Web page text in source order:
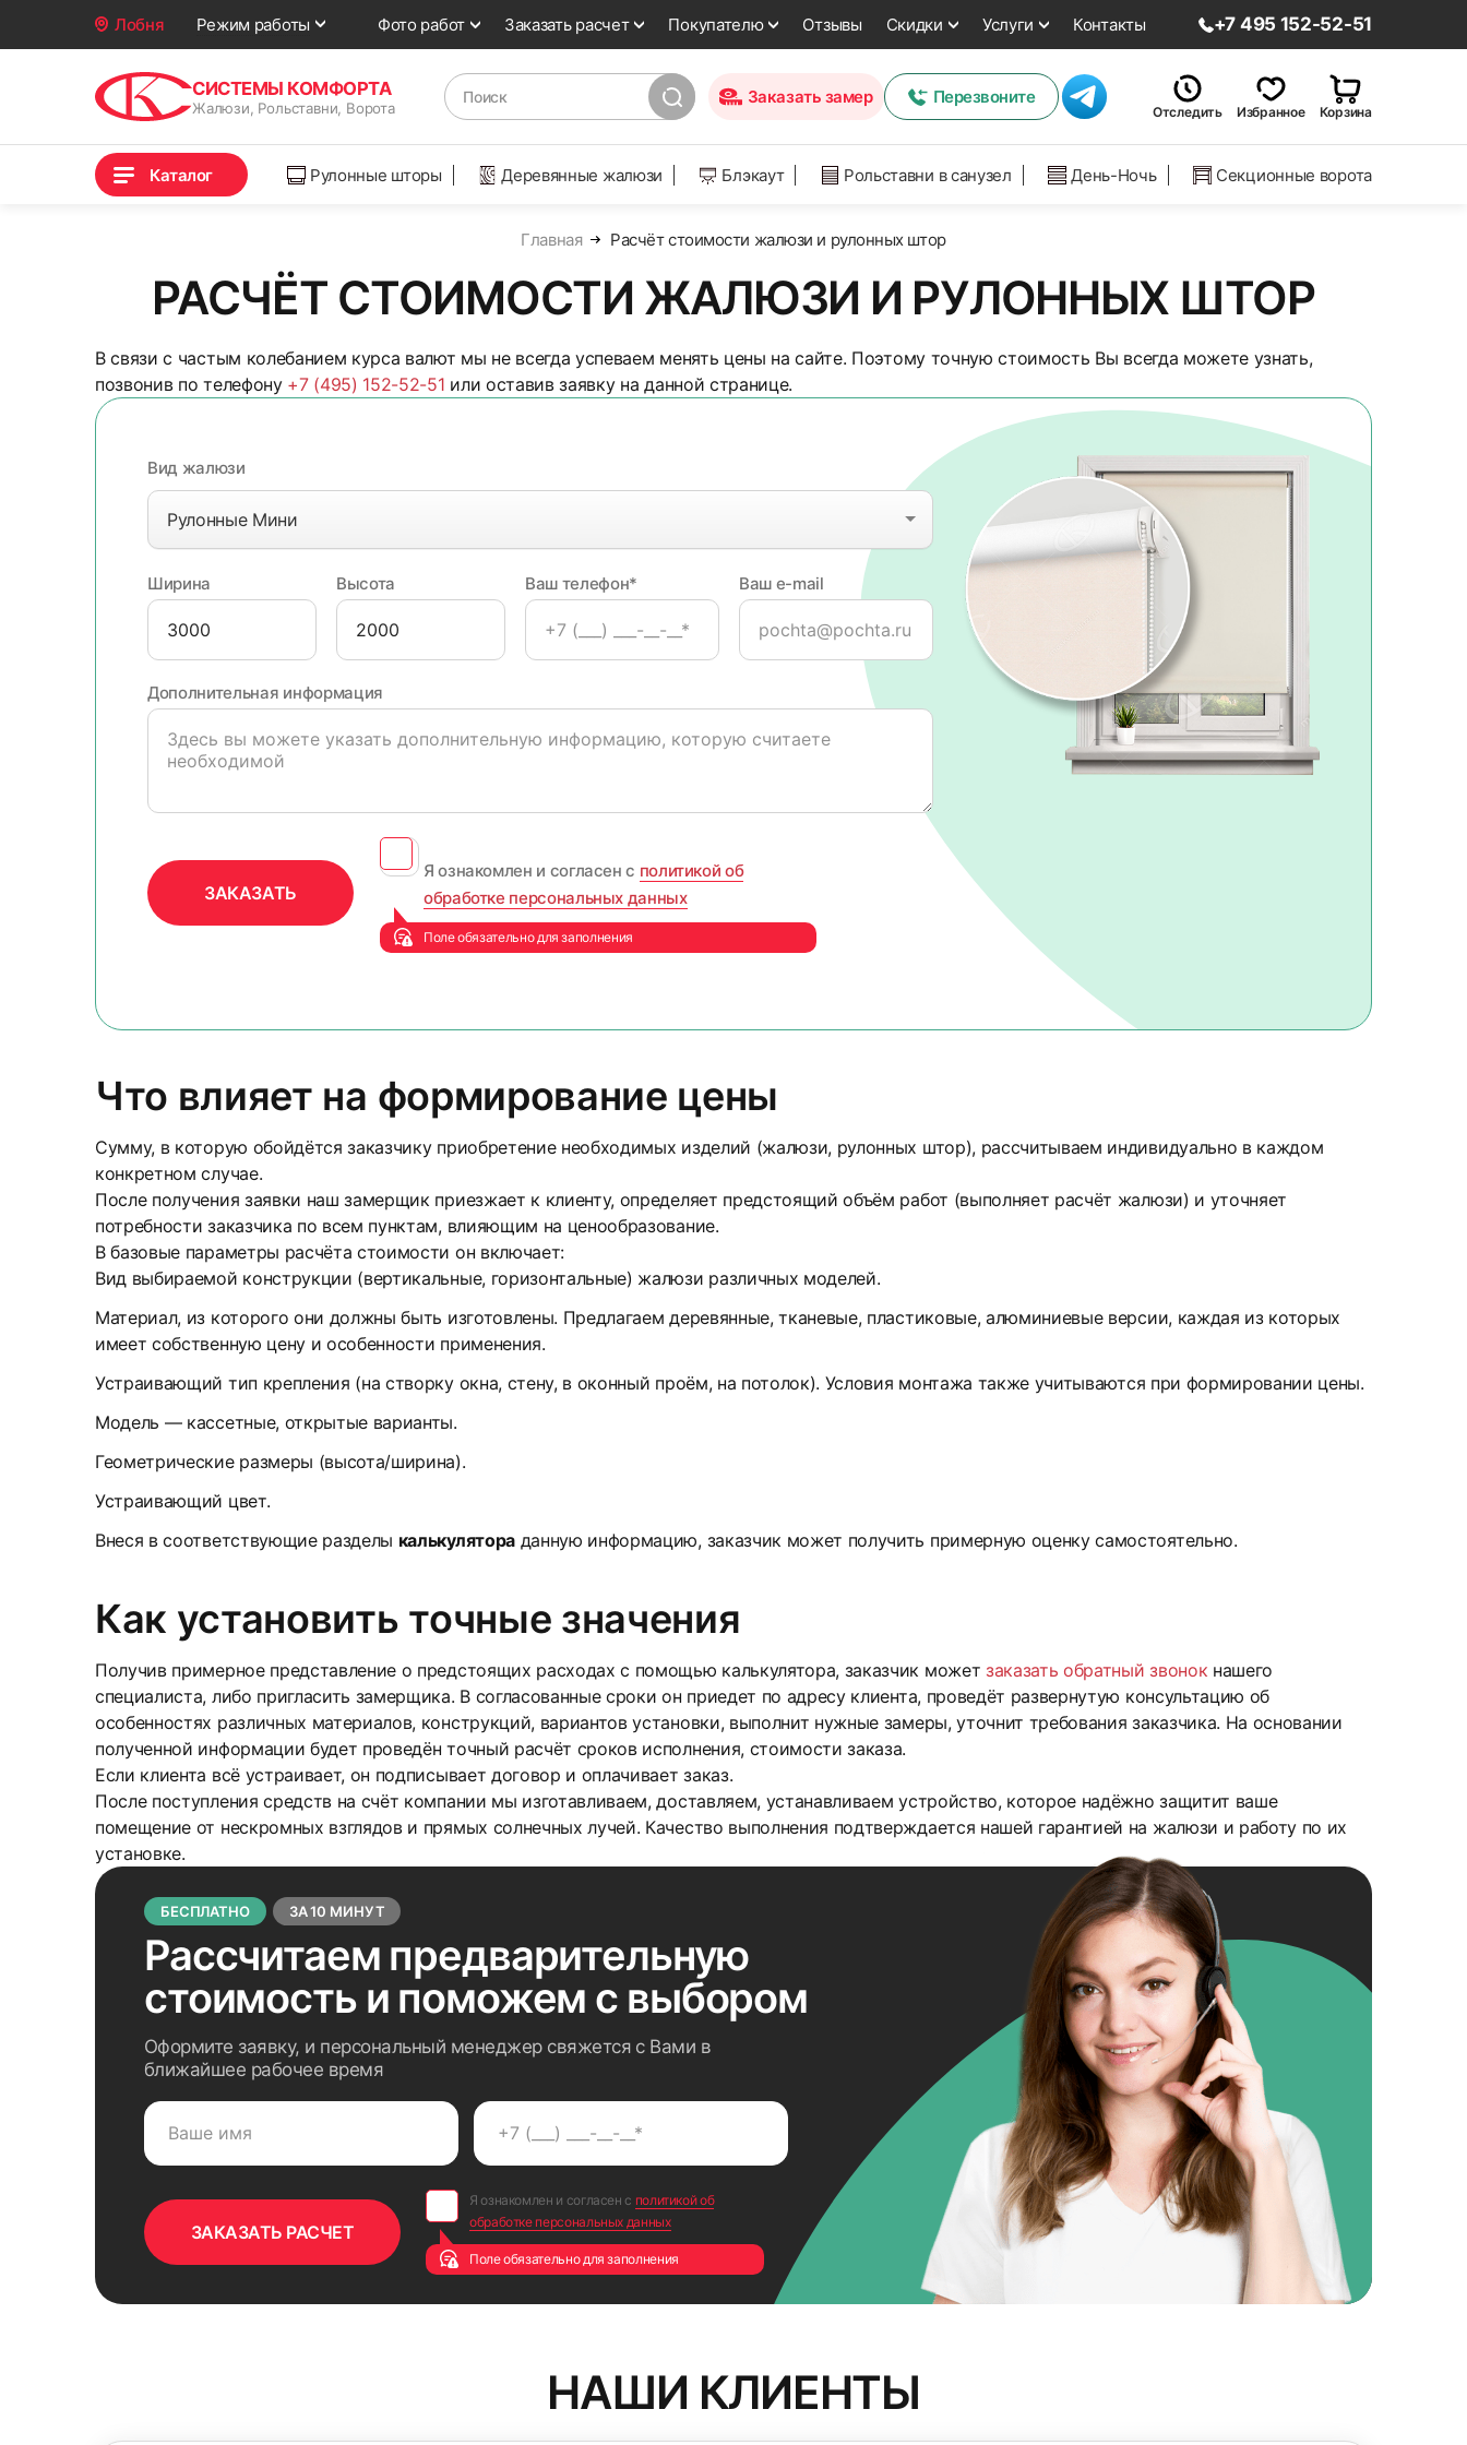
Лобня Режим работы Фото работ Заказать расчет Покупателю Отзывы Скидки Услуги Контакты +7 495 152-52-51
СИСТЕМЫ КОМФОРТА
Жалюзи, Рольставни, Ворота
Заказать замер Перезвоните
Отследить Избранное Корзина
Каталог Рулонные шторы Деревянные жалюзи Блэкаут Рольставни в санузел День-Ночь Секционные ворота
Главная Расчёт стоимости жалюзи и рулонных штор
РАСЧЁТ СТОИМОСТИ ЖАЛЮЗИ И РУЛОННЫХ ШТОР
В связи с частым колебанием курса валют мы не всегда успеваем менять цены на сайте. Поэтому точную стоимость Вы всегда можете узнать,
позвонив по телефону +7 (495) 152-52-51 или оставив заявку на данной странице.
Вид жалюзи
Рулонные Мини
Ширина Высота Ваш телефон* Ваш e-mail
Дополнительная информация
Я ознакомлен и согласен с политикой об
обработке персональных данных
Поле обязательно для заполнения
Что влияет на формирование цены
Сумму, в которую обойдётся заказчику приобретение необходимых изделий (жалюзи, рулонных штор), рассчитываем индивидуально в каждом
конкретном случае.
После получения заявки наш замерщик приезжает к клиенту, определяет предстоящий объём работ (выполняет расчёт жалюзи) и уточняет
потребности заказчика по всем пунктам, влияющим на ценообразование.
В базовые параметры расчёта стоимости он включает:
Вид выбираемой конструкции (вертикальные, горизонтальные) жалюзи различных моделей.
Материал, из которого они должны быть изготовлены. Предлагаем деревянные, тканевые, пластиковые, алюминиевые версии, каждая из которых
имеет собственную цену и особенности применения.
Устраивающий тип крепления (на створку окна, стену, в оконный проём, на потолок). Условия монтажа также учитываются при формировании цены.
Модель — кассетные, открытые варианты.
Геометрические размеры (высота/ширина).
Устраивающий цвет.
Внеся в соответствующие разделы калькулятораданную информацию, заказчик может получить примерную оценку самостоятельно.
Как установить точные значения
Получив примерное представление о предстоящих расходах с помощью калькулятора, заказчик может заказать обратный звонок нашего
специалиста, либо пригласить замерщика. В согласованные сроки он приедет по адресу клиента, проведёт развернутую консультацию об
особенностях различных материалов, конструкций, вариантов установки, выполнит нужные замеры, уточнит требования заказчика. На основании
полученной информации будет проведён точный расчёт сроков исполнения, стоимости заказа.
Если клиента всё устраивает, он подписывает договор и оплачивает заказ.
После поступления средств на счёт компании мы изготавливаем, доставляем, устанавливаем устройство, которое надёжно защитит ваше
помещение от нескромных взглядов и прямых солнечных лучей. Качество выполнения подтверждается нашей гарантией на жалюзи и работу по их
установке.
БЕСПЛАТНО ЗА 10 МИНУТ
Рассчитаем предварительную
стоимость и поможем с выбором
Оформите заявку, и персональный менеджер свяжется с Вами в
ближайшее рабочее время
Я ознакомлен и согласен с политикой об
обработке персональных данных
Поле обязательно для заполнения
НАШИ КЛИЕНТЫ